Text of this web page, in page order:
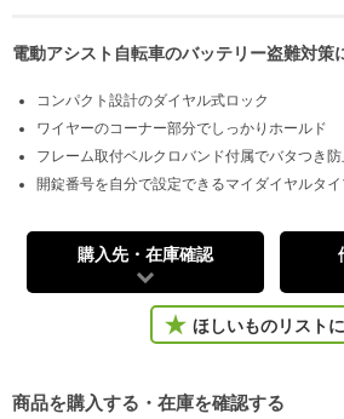
電動アシスト自転車のバッテリー盗難対策
コンパクト設計のダイヤル式ロック
ワイヤーのコーナー部分でしっかりホールド
フレーム取付ベルクロバンド付属でバタつき防
開錠番号を自分で設定できるマイダイヤルタ
購入先・在庫確認
ほしいものリスト
商品を購入する・在庫を確認する